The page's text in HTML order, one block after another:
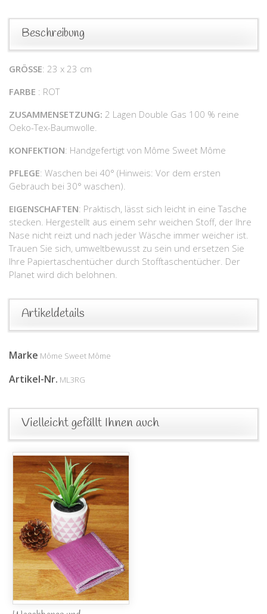
Beschreibung
GRÖSSE: 23 x 23 cm
FARBE : ROT
ZUSAMMENSETZUNG: 2 Lagen Double Gas 100 % reine
Oeko-Tex-Baumwolle.
KONFEKTION: Handgefertigt von Môme Sweet Môme
PFLEGE: Waschen bei 40° (Hinweis: Vor dem ersten
Gebrauch bei 30° waschen).
EIGENSCHAFTEN: Praktisch, lässt sich leicht in eine Tasche
stecken. Hergestellt aus einem sehr weichen Stoff, der Ihre
Nase nicht reizt und nach jeder Wäsche immer weicher ist.
Trauen Sie sich, umweltbewusst zu sein und ersetzen Sie
Ihre Papiertaschentücher durch Stofftaschentücher. Der
Planet wird dich belohnen.
Artikeldetails
Marke Môme Sweet Môme
Artikel-Nr. ML3RG
Vielleicht gefällt Ihnen auch